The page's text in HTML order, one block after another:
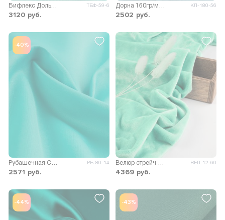
Бифлекс Дольчи матовый ТБФ-59-6
3120 руб.
КЛ-180-56
2502 руб.
-40%
РБ-80-14
2571 руб.
ВЕЛ-12-60
4369 руб.
-44% -43%